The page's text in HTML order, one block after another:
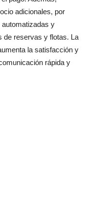
adicionales, por
y
de reservas y flotas. La
la satisfacción y
rápida y